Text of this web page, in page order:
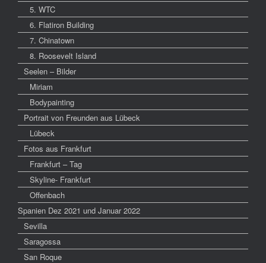
5. WTC
6. Flatiron Building
7. Chinatown
8. Roosevelt Island
Seelen – Bilder
Miriam
Bodypainting
Portrait von Freunden aus Lübeck
Lübeck
Fotos aus Frankfurt
Frankfurt – Tag
Skyline- Frankfurt
Offenbach
Spanien Dez 2021 und Januar 2022
Sevilla
Saragossa
San Roque